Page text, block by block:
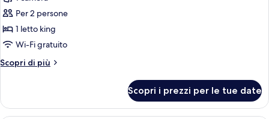
foto
per
Camera,
1
letto
(Mobility/Hearing
Accessible,
Per 2 persone
1 letto king
Wi-Fi gratuito
Scopri di più
Altri
1
letto
Scopri i prezzi per le tue date